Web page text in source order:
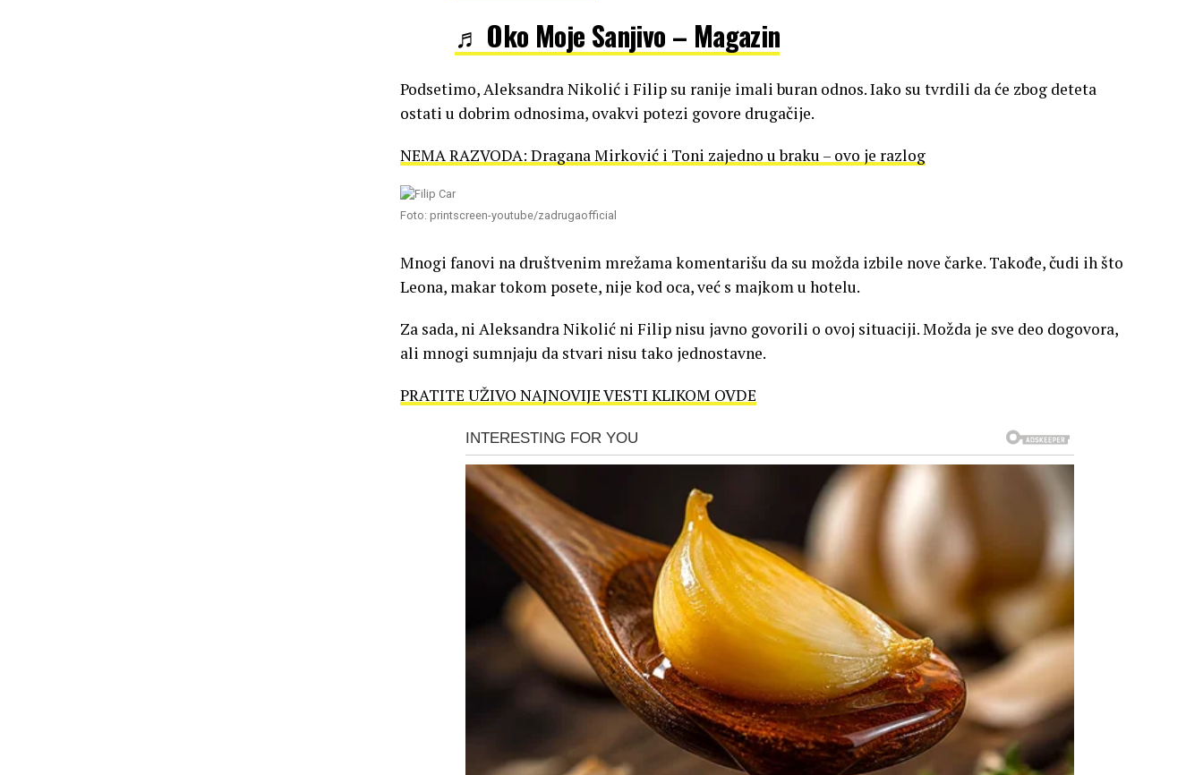
♬ Oko Moje Sanjivo – Magazin
Podsetimo, Aleksandra Nikolić i Filip su ranije imali buran odnos. Iako su tvrdili da će zbog deteta
ostati u dobrim odnosima, ovakvi potezi govore drugačije.
NEMA RAZVODA: Dragana Mirković i Toni zajedno u braku – ovo je razlog
Foto: printscreen-youtube/zadrugaofficial
Mnogi fanovi na društvenim mrežama komentarišu da su možda izbile nove čarke. Takođe, čudi ih što
Leona, makar tokom posete, nije kod oca, već s majkom u hotelu.
Za sada, ni Aleksandra Nikolić ni Filip nisu javno govorili o ovoj situaciji. Možda je sve deo dogovora,
ali mnogi sumnjaju da stvari nisu tako jednostavne.
PRATITE UŽIVO NAJNOVIJE VESTI KLIKOM OVDE